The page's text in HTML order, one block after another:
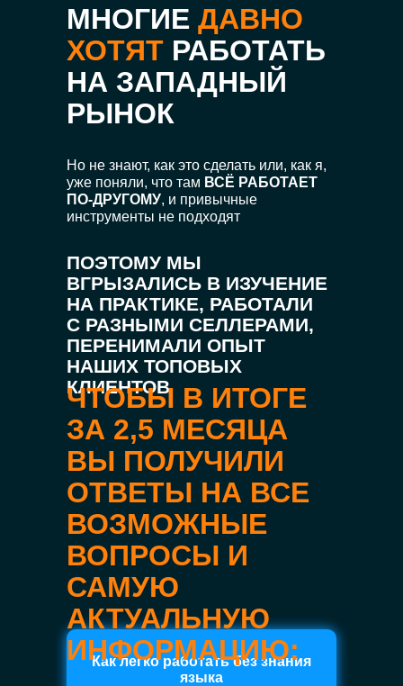
Но не знают, как это сделать или, как я,
уже поняли, что там ВСЁ РАБОТАЕТ
ПО-ДРУГОМУ, и привычные
инструменты не подходят
ПОЭТОМУ МЫ
ВГРЫЗАЛИСЬ В ИЗУЧЕНИЕ
НА ПРАКТИКЕ, РАБОТАЛИ
С РАЗНЫМИ СЕЛЛЕРАМИ,
ПЕРЕНИМАЛИ ОПЫТ
НАШИХ ТОПОВЫХ
КЛИЕНТОВ
МНОГИЕ ДАВНО
ХОТЯТ РАБОТАТЬ
НА ЗАПАДНЫЙ
РЫНОК
Как легко работать без знания
языка
ЧТОБЫ В ИТОГЕ
ЗА 2,5 МЕСЯЦА
ВЫ ПОЛУЧИЛИ
ОТВЕТЫ НА ВСЕ
ВОЗМОЖНЫЕ
ВОПРОСЫ И
САМУЮ
АКТУАЛЬНУЮ
ИНФОРМАЦИЮ: